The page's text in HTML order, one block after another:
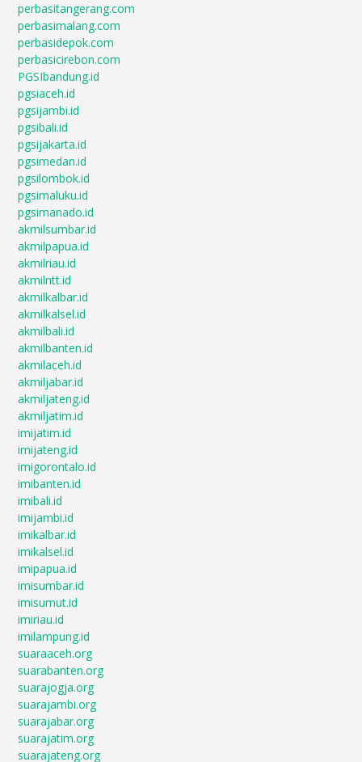
perbasitangerang.com
perbasimalang.com
perbasidepok.com
perbasicirebon.com
PGSIbandung.id
pgsiaceh.id
pgsijambi.id
pgsibali.id
pgsijakarta.id
pgsimedan.id
pgsilombok.id
pgsimaluku.id
pgsimanado.id
akmilsumbar.id
akmilpapua.id
akmilriau.id
akmilntt.id
akmilkalbar.id
akmilkalsel.id
akmilbali.id
akmilbanten.id
akmilaceh.id
akmiljabar.id
akmiljateng.id
akmiljatim.id
imijatim.id
imijateng.id
imigorontalo.id
imibanten.id
imibali.id
imijambi.id
imikalbar.id
imikalsel.id
imipapua.id
imisumbar.id
imisumut.id
imiriau.id
imilampung.id
suaraaceh.org
suarabanten.org
suarajogja.org
suarajambi.org
suarajabar.org
suarajatim.org
suarajateng.org